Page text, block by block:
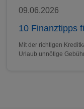
09.06.2026
10 Finanztipps
Mit der richtigen
Urlaub unnötige